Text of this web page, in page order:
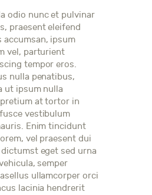
odio nunc et pulvinar
praesent eleifend
ipsum
vel, parturient
tempor eros.
nulla penatibus,
ut ipsum nulla
at tortor in
vestibulum
Enim tincidunt
vel praesent dui
eget sed urna
semper
ullamcorper orci
lacinia hendrerit